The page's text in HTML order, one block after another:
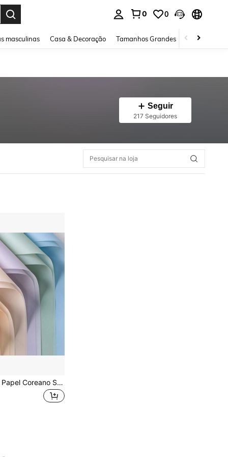
0 0
masculinas Casa & Decoração Tamanhos Grandes Joias e
Seguir
217 Seguidores
20 peças/pacote Papel Coreano Sólido de Acabamento Fosco Translúcido Espesso e À Prova d'Água para Embalagem de Buquê de Flores, Material de Embalagem de Loja de Flores, 57x57cm